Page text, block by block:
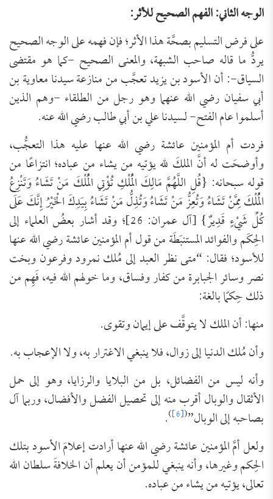
الوجه الثاني: الفهم الصحيح للأثر:
على فرض التسليم بصحَّة هذا الأثر؛ فإن فهمه على الوجه الصحيح
يردُّ ما قاله صاحب الشبهة، والمعنى الصحيح -كما هو مقتضى
السياق-: أن الأسود بن يزيد تعجَّب من منازعة سيدنا معاوية بن
أبي سفيان رضي الله عنهما وهو رجل من الطلقاء -وهم الذين
أسلموا عام الفتح- لسيدنا علي بن أبي طالب رضي الله عنه.
فردت أم المؤمنين عائشة رضي الله عنها عليه هذا التعجُّب،
وأوضحَت له أنَّ الملكَ لله يؤتيه من يشاء من عباده؛ انتزاعًا من
قوله سبحانه: {قُلِ اللَّهُمَّ مَالِكَ الْمُلْكِ تُؤْتِي الْمُلْكَ مَنْ تَشَاءُ وَتَنْزِعُ
الْمُلْكَ مِمَّنْ تَشَاءُ وَتُعِزُّ مَنْ تَشَاءُ وَتُذِلُّ مَنْ تَشَاءُ بِيَدِكَ الْخَيْرُ إِنَّكَ عَلَى
كُلِّ شَيْءٍ قَدِيرٌ} [آل عمران: 26]؛ وقد أشار بعضُ العلماء إلى
الحِكَم والفوائد المستنبَطَة من قول أم المؤمنين عائشة رضي الله عنها
للأسود؛ فقال: “متى نظر العبد إلى مُلك نمرود وفرعون وبخت
نصر وسائر الجبابرة من كفار وفساق، وما خولهم الله فيه، فَهِم من
ذلك حِكمًا بالغة:
منها: أن الملك لا يتوقَّف على إيمان وتقوى.
وأن مُلك الدنيا إلى زوال، فلا ينبغي الاغترار به، ولا الإعجاب به.
وأنه ليس من الفضائل، بل من البلايا والرزايا، وهو إلى حمل
الأثقال والوبال أقرب منه إلى تحصيل الفضل والأفضال، وربما آل
بصاحبه إلى الوبال”(
[6]
)
.
ولعل أمَّ المؤمنين عائشة رضي الله عنها أرادت إعلامَ الأسود بتلك
الحِكم وغيرها، وأنه ينبغي للمؤمن أن يعلم أن الخلافةَ سلطان الله
تعالى، يؤتيه من يشاء من عباده.